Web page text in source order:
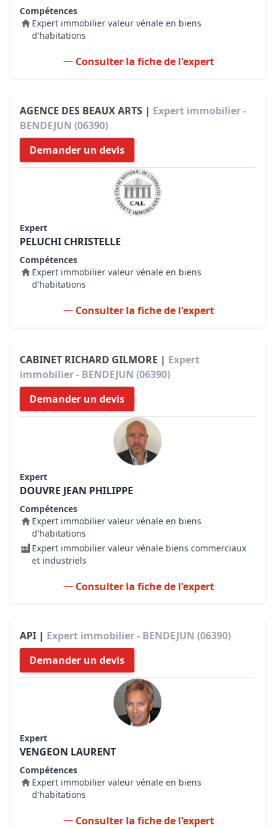
Compétences
Expert immobilier valeur vénale en biens
d'habitations
Consulter la fiche de l'expert
AGENCE DES BEAUX ARTS | Expert immobilier -
BENDEJUN (06390)
Demander un devis
Expert
PELUCHI CHRISTELLE
Compétences
Expert immobilier valeur vénale en biens
d'habitations
Consulter la fiche de l'expert
CABINET RICHARD GILMORE | Expert
immobilier - BENDEJUN (06390)
Demander un devis
Expert
DOUVRE JEAN PHILIPPE
Compétences
Expert immobilier valeur vénale en biens
d'habitations
Expert immobilier valeur vénale biens commerciaux
et industriels
Consulter la fiche de l'expert
API | Expert immobilier - BENDEJUN (06390)
Demander un devis
Expert
VENGEON LAURENT
Compétences
Expert immobilier valeur vénale en biens
d'habitations
Consulter la fiche de l'expert